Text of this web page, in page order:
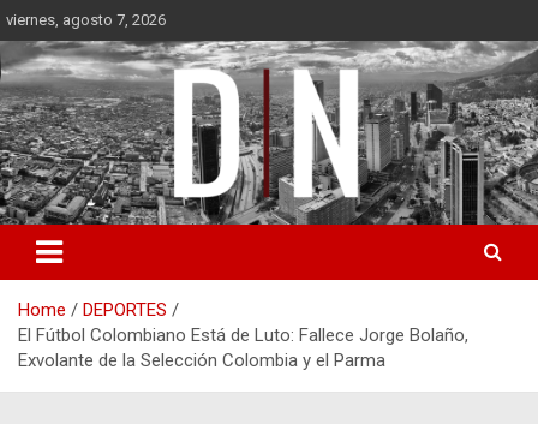
Skip
to
content
viernes, agosto 7, 2026
Diámetro Noticias
Home
DEPORTES
El Fútbol Colombiano Está de Luto: Fallece Jorge Bolaño,
Exvolante de la Selección Colombia y el Parma